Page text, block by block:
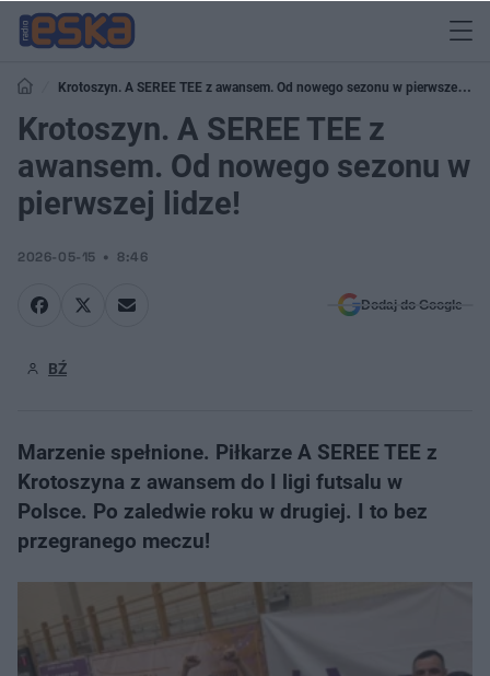
Krotoszyn. A SEREE TEE z awansem. Od nowego sezonu w pierwszej
lidze!
Krotoszyn. A SEREE TEE z
awansem. Od nowego sezonu w
pierwszej lidze!
2026-05-15 8:46
Dodaj do Google
BŹ
Marzenie spełnione. Piłkarze A SEREE TEE z
Krotoszyna z awansem do I ligi futsalu w
Polsce. Po zaledwie roku w drugiej. I to bez
przegranego meczu!